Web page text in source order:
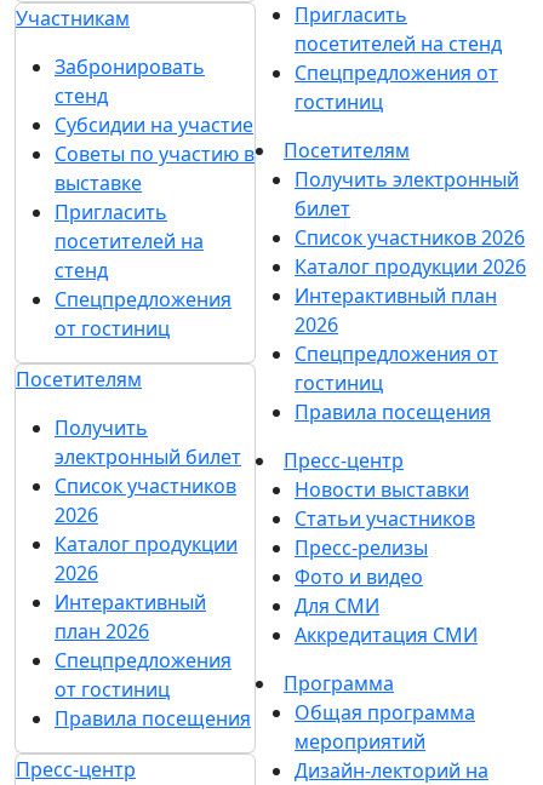
Участникам
Забронировать
стенд
Субсидии на участие
Советы по участию в
выставке
Пригласить
посетителей на
стенд
Спецпредложения
от гостиниц
Посетителям
Получить
электронный билет
Список участников
2026
Каталог продукции
2026
Интерактивный
план 2026
Спецпредложения
от гостиниц
Правила посещения
Пресс-центр
Пригласить
посетителей на стенд
Спецпредложения от
гостиниц
Посетителям
Получить электронный
билет
Список участников 2026
Каталог продукции 2026
Интерактивный план
2026
Спецпредложения от
гостиниц
Правила посещения
Пресс-центр
Новости выставки
Статьи участников
Пресс-релизы
Фото и видео
Для СМИ
Аккредитация СМИ
Программа
Общая программа
мероприятий
Дизайн-лекторий на